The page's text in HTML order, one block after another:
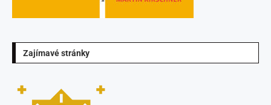
Zajímavé stránky